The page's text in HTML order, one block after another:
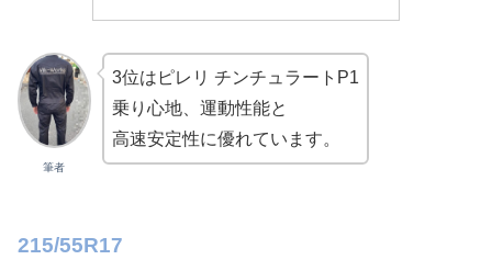
筆者
3位はピレリ チンチュラートP1
乗り心地、運動性能と
高速安定性に優れています。
215/55R17